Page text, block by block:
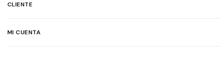
CLIENTE
MI CUENTA